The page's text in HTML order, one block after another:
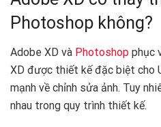
Photoshop không?
Adobe XD và Photoshop phục
XD được thiết kế đặc biệt cho
mạnh về chỉnh sửa ảnh. Tuy
nhau trong quy trình thiết kế.